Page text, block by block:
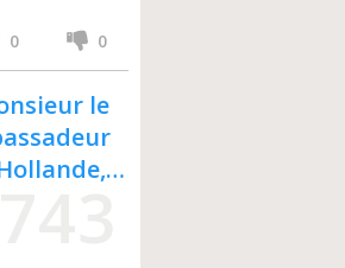
0 0
le
à la